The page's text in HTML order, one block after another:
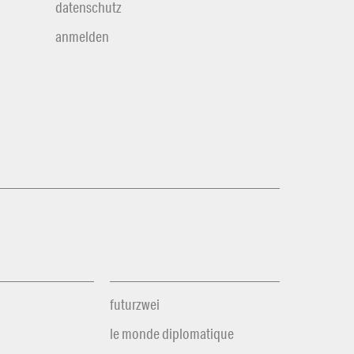
datenschutz
anmelden
futurzwei
le monde diplomatique